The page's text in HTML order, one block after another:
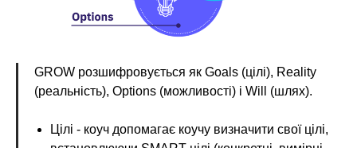
GROW розшифровується як Goals (цілі), Reality
(реальність), Options (можливості) і Will (шлях).
Цілі - коуч допомагає коучу визначити свої цілі,